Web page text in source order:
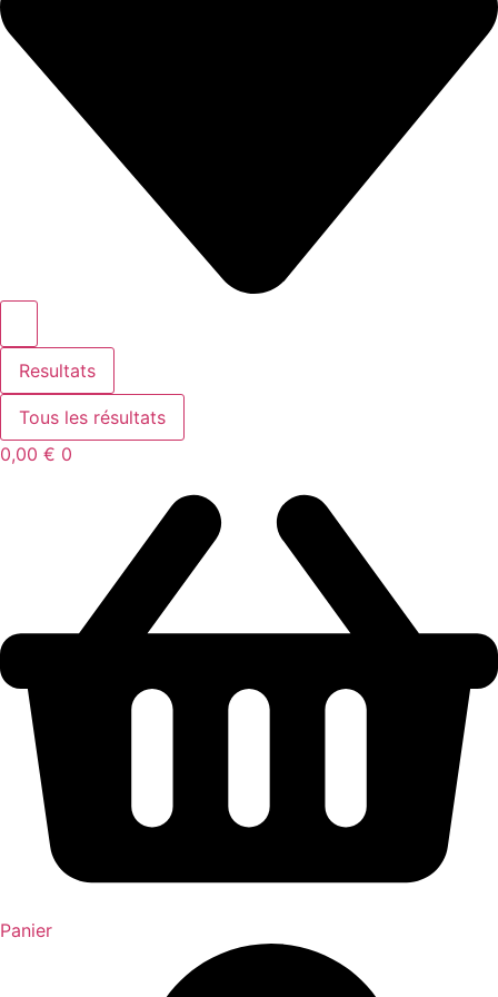
Resultats
Tous les résultats
0,00 € 0
Panier